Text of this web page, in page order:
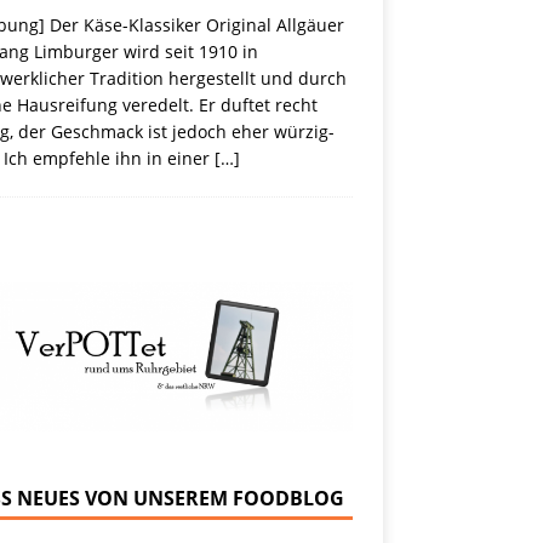
Der Käse-Klassiker Original Allgäuer
Limburger wird seit 1910 in
Tradition hergestellt und durch
Hausreifung veredelt. Er duftet recht
der Geschmack ist jedoch eher würzig-
empfehle ihn in einer […]
NEUES VON UNSEREM FOODBLOG